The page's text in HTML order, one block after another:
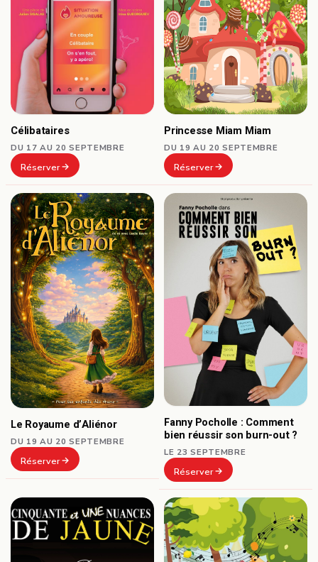
Célibataires
DU 17 AU 20 SEPTEMBRE
Réserver
Princesse Miam Miam
DU 19 AU 20 SEPTEMBRE
Réserver
Le Royaume d’Aliénor
DU 19 AU 20 SEPTEMBRE
Réserver
Fanny Pocholle : Comment
bien réussir son burn-out ?
LE 23 SEPTEMBRE
Réserver